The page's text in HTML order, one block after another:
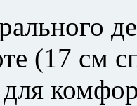
(17 см